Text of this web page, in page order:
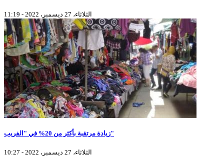
الثلاثاء، 27 ديسمبر، 2022 - 11:19
زيادة مرتقبة بأكثر من 20% في "الفريب"
الثلاثاء، 27 ديسمبر، 2022 - 10:27